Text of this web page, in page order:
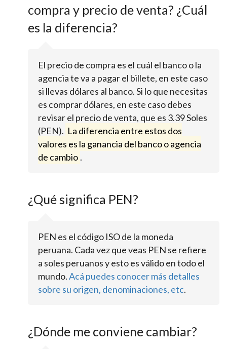
compra y precio de venta? ¿Cuál
es la diferencia?
El precio de compra es el cuál el banco o la
agencia te va a pagar el billete, en este caso
si llevas dólares al banco. Si lo que necesitas
es comprar dólares, en este caso debes
revisar el precio de venta, que es 3.39 Soles
(PEN). La diferencia entre estos dos
valores es la ganancia del banco o agencia
de cambio .
¿Qué significa PEN?
PEN es el código ISO de la moneda
peruana. Cada vez que veas PEN se refiere
a soles peruanos y esto es válido en todo el
mundo.Acá puedes conocer más detalles
sobre su origen, denominaciones, etc.
¿Dónde me conviene cambiar?